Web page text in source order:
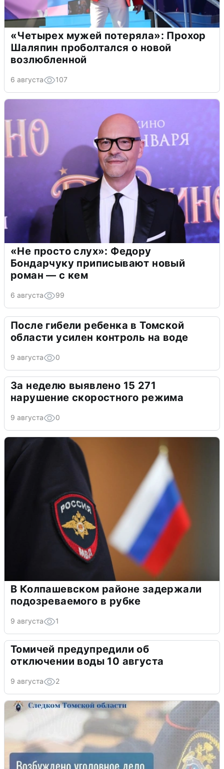
«Четырех мужей потеряла»: Прохор
Шаляпин проболтался о новой
возлюбленной
6 августа 107
«Не просто слух»: Федору
Бондарчуку приписывают новый
роман — с кем
6 августа 99
После гибели ребенка в Томской
области усилен контроль на воде
9 августа 0
За неделю выявлено 15 271
нарушение скоростного режима
9 августа 0
В Колпашевском районе задержали
подозреваемого в рубке
9 августа 1
Томичей предупредили об
отключении воды 10 августа
9 августа 2